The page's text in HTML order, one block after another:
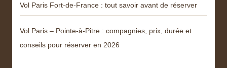
Vol Paris Fort-de-France : tout savoir avant de réserver
Vol Paris – Pointe-à-Pitre : compagnies, prix, durée et
conseils pour réserver en 2026